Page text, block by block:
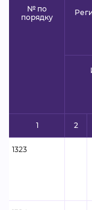
№ по
порядку
1 2
1323